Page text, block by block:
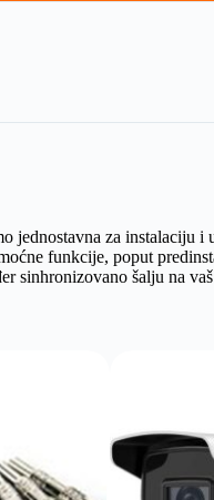
jednostavna za
funkcije, poput
sinhronizovano šalju na